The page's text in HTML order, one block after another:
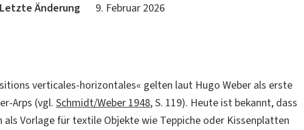
Letzte Änderung 9. Februar 2026
verticales-horizontales« gelten laut Hugo Weber als erste
Arps (vgl.Schmidt/Weber 1948, S. 119). Heute ist bekannt, dass
als Vorlage für textile Objekte wie Teppiche oder Kissenplatten